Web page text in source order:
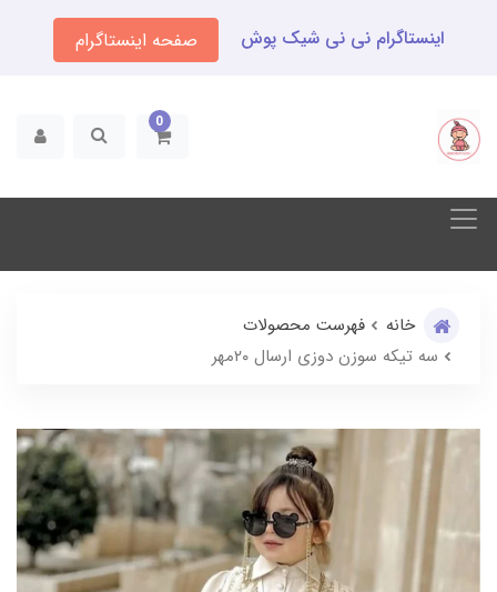
اینستاگرام نی نی شیک پوش صفحه اینستاگرام
0
خانه
فهرست محصولات
سه تیکه سوزن دوزی ارسال ۲۰مهر